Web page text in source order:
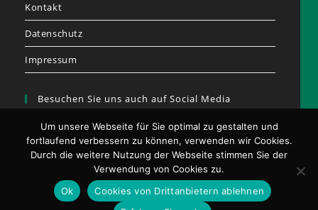
Kontakt
Datenschutz
Impressum
Besuchen Sie uns auch auf Social Media
Opens
in
a
Um unsere Webseite für Sie optimal zu gestalten und
fortlaufend verbessern zu können, verwenden wir Cookies.
Durch die weitere Nutzung der Webseite stimmen Sie der
Verwendung von Cookies zu.
Ok
Cookies von Drittanbietern ablehnen